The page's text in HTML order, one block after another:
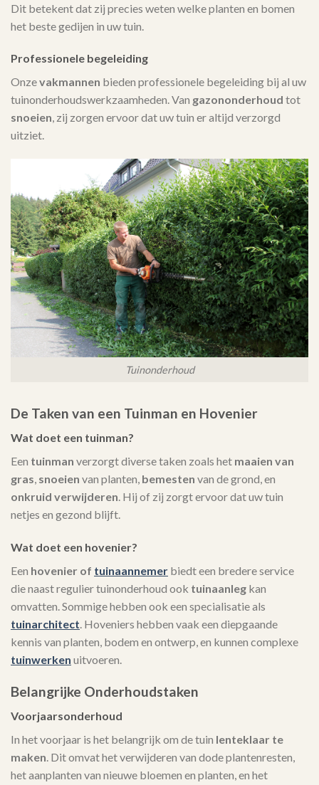
Dit betekent dat zij precies weten welke planten en bomen
het beste gedijen in uw tuin.
Professionele begeleiding
Onzevakmannen bieden professionele begeleiding bij al uw
tuinonderhoudswerkzaamheden. Van gazononderhoud tot
snoeien, zij zorgen ervoor dat uw tuin er altijd verzorgd
uitziet.
Tuinonderhoud
De Taken van een Tuinman en Hovenier
Wat doet een tuinman?
Een tuinman verzorgt diverse taken zoals het maaien van
gras, snoeien van planten, bemesten van de grond, en
onkruid verwijderen. Hij of zij zorgt ervoor dat uw tuin
netjes en gezond blijft.
Wat doet een hovenier?
Een hovenier of tuinaannemer biedt een bredere service
die naast regulier tuinonderhoud ook tuinaanleg kan
omvatten. Sommige hebben ook een specialisatie als
tuinarchitect. Hoveniers hebben vaak een diepgaande
kennis van planten, bodem en ontwerp, en kunnen complexe
tuinwerken uitvoeren.
Belangrijke Onderhoudstaken
Voorjaarsonderhoud
In het voorjaar is het belangrijk om de tuin lenteklaar te
maken. Dit omvat het verwijderen van dode plantenresten,
het aanplanten van nieuwe bloemen en planten, en het